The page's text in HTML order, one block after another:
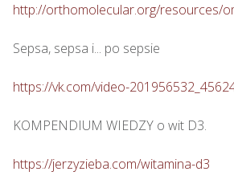
http://orthomolecular.org/resources/
Sepsa, sepsa i... po sepsie
https://vk.com/video-
KOMPENDIUM WIEDZY o wit D3.
https://jerzyzieba.com/witamina-d3